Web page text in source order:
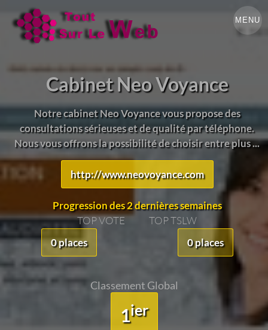
MENU
Cabinet Neo Voyance
Notre cabinet Neo Voyance vous propose des
consultations sérieuses et de qualité par téléphone.
Nous vous offrons la possibilité de choisir entre plus ...
http://www.neovoyance.com
Progression des 2 dernières semaines
TOP VOTE
0 places
TOP TSLW
0 places
Classement Global
1ier